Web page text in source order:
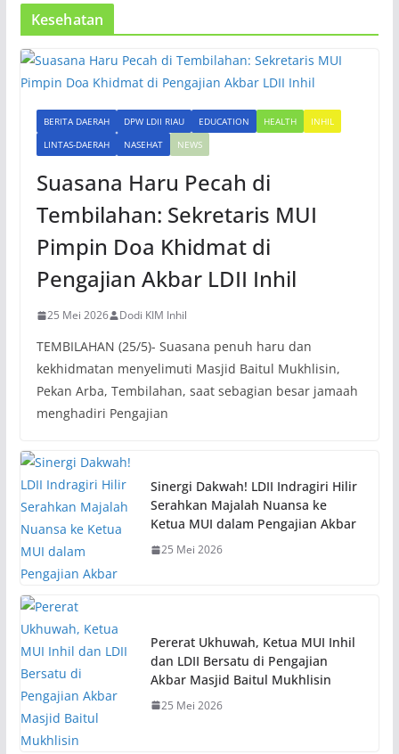
Kesehatan
BERITA DAERAH DPW LDII RIAU EDUCATION HEALTH
INHIL
LINTAS-DAERAH
NASEHAT NEWS
Suasana Haru Pecah di
Tembilahan: Sekretaris MUI
Pimpin Doa Khidmat di
Pengajian Akbar LDII Inhil
25 Mei 2026 Dodi KIM Inhil
TEMBILAHAN (25/5)- Suasana penuh haru dan
kekhidmatan menyelimuti Masjid Baitul Mukhlisin,
Pekan Arba, Tembilahan, saat sebagian besar jamaah
menghadiri Pengajian
Sinergi Dakwah! LDII Indragiri Hilir
Serahkan Majalah Nuansa ke
Ketua MUI dalam Pengajian Akbar
25 Mei 2026
Pererat Ukhuwah, Ketua MUI Inhil
dan LDII Bersatu di Pengajian
Akbar Masjid Baitul Mukhlisin
25 Mei 2026